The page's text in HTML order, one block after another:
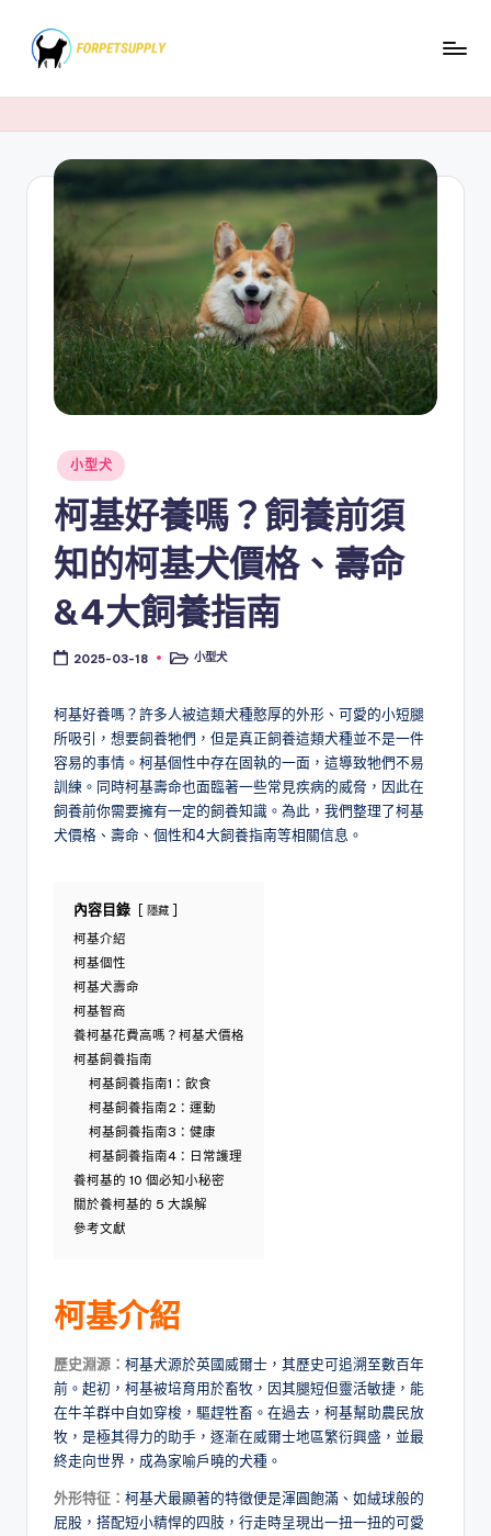
content
Posted
in
小型犬
柯基好養嗎？飼養前須
知的柯基犬價格、壽命
&4大飼養指南
2025-03-18
Posted小型犬
柯基好養嗎？許多人被這類犬種憨厚的外形、可愛的小短腿
所吸引，想要飼養牠們，但是真正飼養這類犬種並不是一件
容易的事情。柯基個性中存在固執的一面，這導致牠們不易
訓練。同時柯基壽命也面臨著一些常見疾病的威脅，因此在
飼養前你需要擁有一定的飼養知識。為此，我們整理了柯基
犬價格、壽命、個性和4大飼養指南等相關信息。
內容目錄 隱藏
柯基介紹
柯基個性
柯基犬壽命
柯基智商
養柯基花費高嗎？柯基犬價格
柯基飼養指南
柯基飼養指南1：飲食
柯基飼養指南2：運動
柯基飼養指南3：健康
柯基飼養指南4：日常護理
養柯基的 10 個必知小秘密
關於養柯基的 5 大誤解
參考文獻
柯基介紹
歷史淵源： 柯基犬源於英國威爾士，其歷史可追溯至數百年
前。起初，柯基被培育用於畜牧，因其腿短但靈活敏捷，能
在牛羊群中自如穿梭，驅趕牲畜。在過去，柯基幫助農民放
牧，是極其得力的助手，逐漸在威爾士地區繁衍興盛，並最
終走向世界，成為家喻戶曉的犬種。
外形特征： 柯基犬最顯著的特徵便是渾圓飽滿、如絨球般的
屁股，搭配短小精悍的四肢，行走時呈現出一扭一扭的可愛